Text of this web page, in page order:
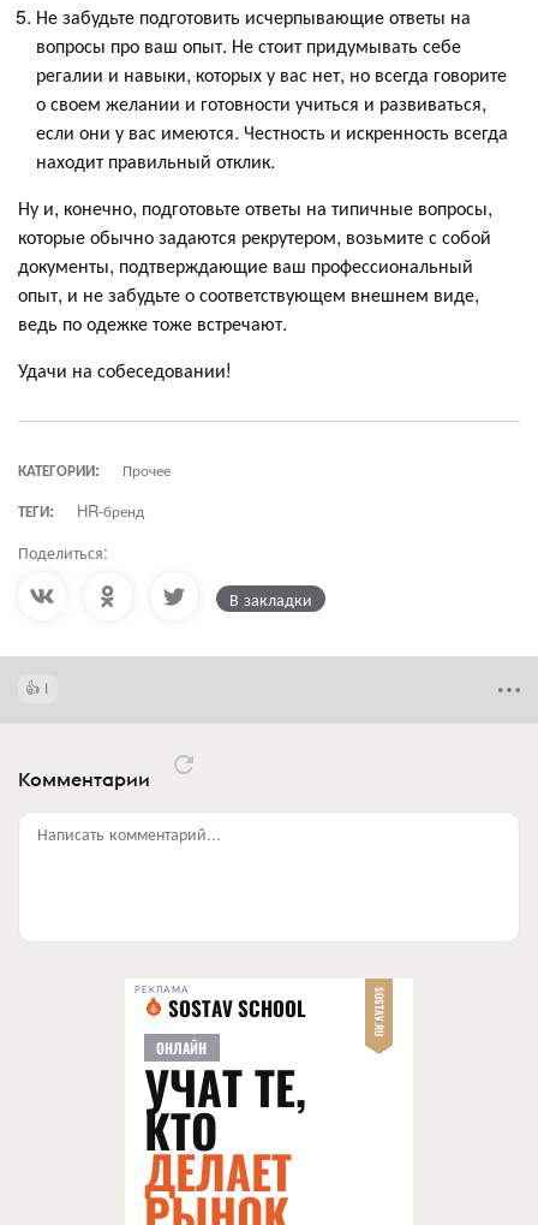
Не забудьте подготовить исчерпывающие ответы на
вопросы про ваш опыт. Не стоит придумывать себе
регалии и навыки, которых у вас нет, но всегда говорите
о своем желании и готовности учиться и развиваться,
если они у вас имеются. Честность и искренность всегда
находит правильный отклик.
Ну и, конечно, подготовьте ответы на типичные вопросы,
которые обычно задаются рекрутером, возьмите с собой
документы, подтверждающие ваш профессиональный
опыт, и не забудьте о соответствующем внешнем виде,
ведь по одежке тоже встречают.
Удачи на собеседовании!
КАТЕГОРИИ:
Прочее
ТЕГИ:
HR-бренд
Поделиться:
В закладки
1
Комментарии
Написать комментарий...
РЕКЛАМА